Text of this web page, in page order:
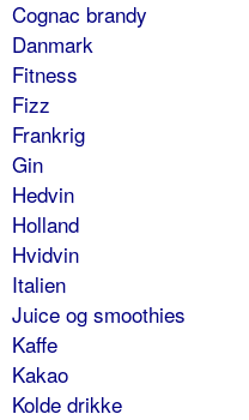
Cognac brandy
Danmark
Fitness
Fizz
Frankrig
Gin
Hedvin
Holland
Hvidvin
Italien
Juice og smoothies
Kaffe
Kakao
Kolde drikke